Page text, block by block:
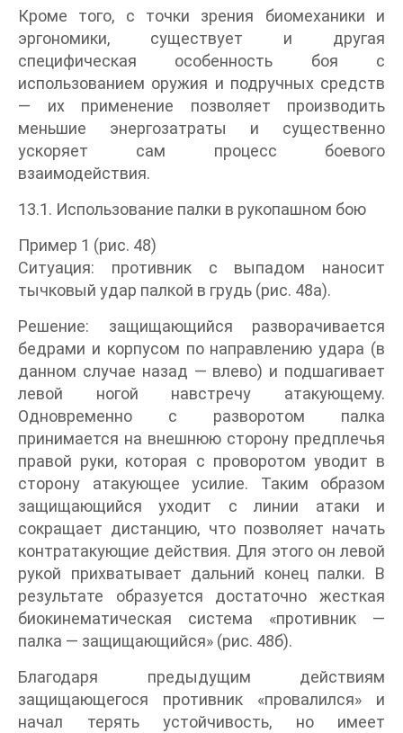
Кроме того, с точки зрения биомеханики и
эргономики, существует и другая
специфическая особенность боя с
использованием оружия и подручных средств
— их применение позволяет производить
меньшие энергозатраты и существенно
ускоряет сам процесс боевого
взаимодействия.
13.1. Использование палки в рукопашном бою
Пример 1 (рис. 48)
Ситуация: противник с выпадом наносит
тычковый удар палкой в грудь (рис. 48а).
Решение: защищающийся разворачивается
бедрами и корпусом по направлению удара (в
данном случае назад — влево) и подшагивает
левой ногой навстречу атакующему.
Одновременно с разворотом палка
принимается на внешнюю сторону предплечья
правой руки, которая с проворотом уводит в
сторону атакующее усилие. Таким образом
защищающийся уходит с линии атаки и
сокращает дистанцию, что позволяет начать
контратакующие действия. Для этого он левой
рукой прихватывает дальний конец палки. В
результате образуется достаточно жесткая
биокинематическая система «противник —
палка — защищающийся» (рис. 48б).
Благодаря предыдущим действиям
защищающегося противник «провалился» и
начал терять устойчивость, но имеет